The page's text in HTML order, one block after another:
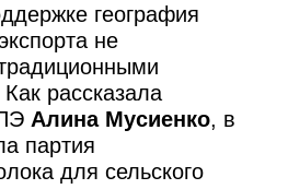
география
не
рассказала
Алина Мусиенко, в
партия
для сельского